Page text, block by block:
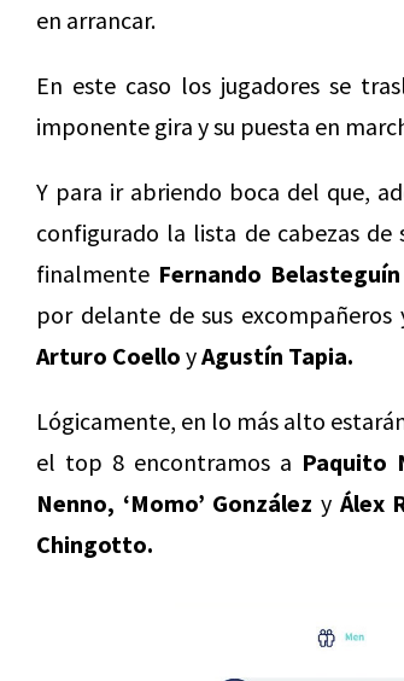
en arrancar.
En este caso los jugadores se
imponente gira y su puesta en
Y para ir abriendo boca del que,
configurado la lista de cabezas de
finalmente Fernando Belasteguín
por delante de sus
Arturo Coello yAgustín Tapia.
Lógicamente, en lo más alto
el top 8 encontramos a Paquito
Nenno, ‘Momo’ González y Álex
Chingotto.